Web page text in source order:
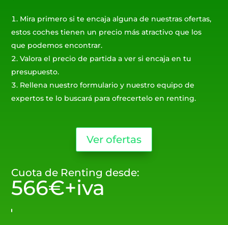
Mira primero si te encaja alguna de nuestras ofertas,
estos coches tienen un precio más atractivo que los
que podemos encontrar.
Valora el precio de partida a ver si encaja en tu
presupuesto.
Rellena nuestro formulario y nuestro equipo de
expertos te lo buscará para ofrecertelo en renting.
Ver ofertas
Cuota de Renting desde:
566€+iva